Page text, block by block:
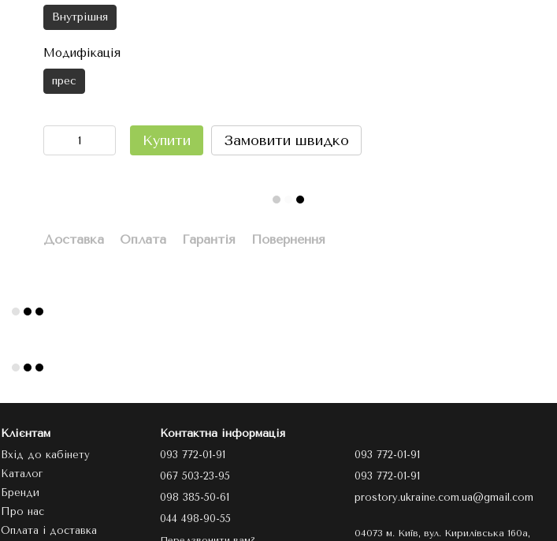
Внутрішня
Модифікація
прес
Купити Замовити швидко
Доставка Оплата Гарантія Повернення
Клієнтам
Вхід до кабінету
Каталог
Бренди
Про нас
Оплата і доставка
Контактна інформація
093 772-01-91
067 503-23-95
098 385-50-61
044 498-90-55
093 772-01-91
093 772-01-91
prostory.ukraine.com.ua@gmail.com
04073 м. Київ, вул. Кирилівська 160а,